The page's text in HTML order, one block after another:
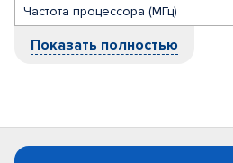
Частота процессора (МГц)
Показать полностью